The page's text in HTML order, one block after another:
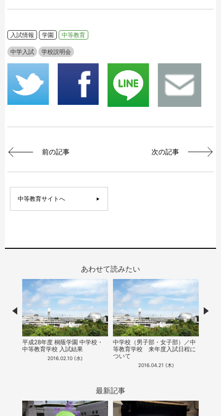
入試情報 学園 中等教育
中学入試 学校説明会
前の記事 次の記事
中等教育サイトへ
あわせて読みたい
平成28年度 桐蔭学園 中学校・
中等教育学校 入試結果
2016.02.10 (水)
中学校（男子部・女子部）／中
等教育学校​ ​来年度入試日程に
ついて
2016.04.21 (木)
Prev
最新記事